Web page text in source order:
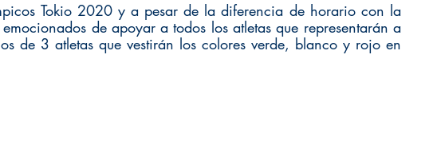
Tokio 2020 y a pesar de la diferencia de horario con la
de apoyar a todos los atletas que representarán a
de 3 atletas que vestirán los colores verde, blanco y rojo en